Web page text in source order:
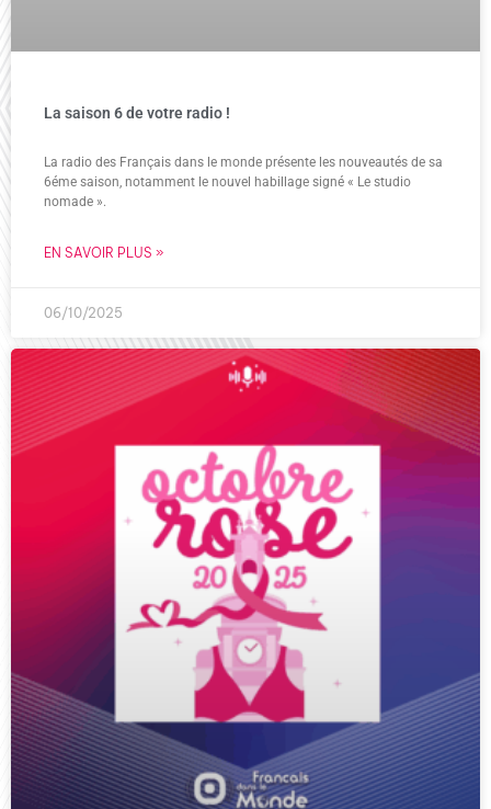
La saison 6 de votre radio !
La radio des Français dans le monde présente les nouveautés de sa
6éme saison, notamment le nouvel habillage signé « Le studio
nomade ».
EN SAVOIR PLUS »
06/10/2025